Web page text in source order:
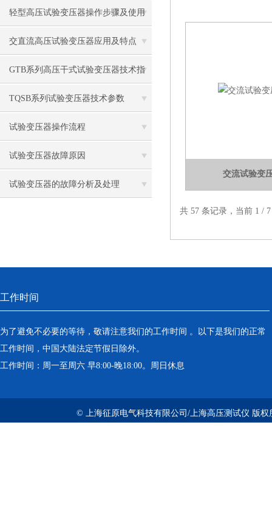
点
轻型高压试验变压器操作步骤及使用
注意事项
交直流高压试验变压器应用及特点
GTB系列高压干式试验变压器技术指
标
TQSB系列试验变压器技术参数
试验变压器操作流程
试验变压器故障原因
试验变压器的故障分析及处理
交流试验变
共 57 条记录，当前 1
工作时间
为了避免不必要的等待，敬请注意我们的工作时间 。以下是我们的正常
工作时间，中国大陆法定节假日除外。
工作时间：周一至周六 早8:00-晚18:00。周日休息
© 上海征原电气科技有限公司/上海高压测试仪 版权